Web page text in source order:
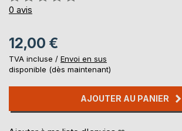
0%
0 avis
12,00 €
TVA incluse / Envoi en sus
disponible (dès maintenant)
AJOUTER AU PANIER